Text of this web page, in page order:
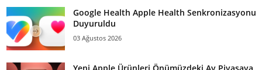
Google Health Apple Health Senkronizasyonu
Duyuruldu
03 Ağustos 2026